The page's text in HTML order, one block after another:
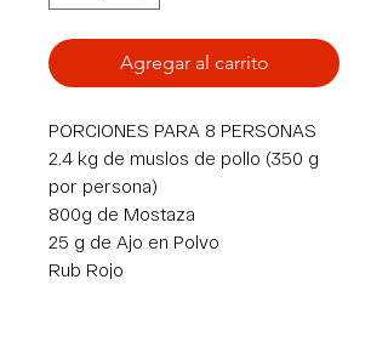
Agregar al carrito
PORCIONES PARA 8 PERSONAS
2.4 kg de muslos de pollo (350 g
por persona)
800g de Mostaza
25 g de Ajo en Polvo
Rub Rojo